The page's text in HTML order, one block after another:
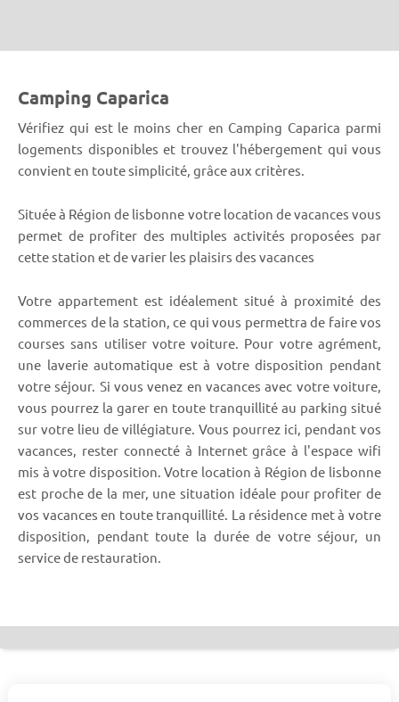
Camping Caparica
Vérifiez qui est le moins cher en Camping Caparica parmi
logements disponibles et trouvez l'hébergement qui vous
convient en toute simplicité, grâce aux critères.
Située à Région de lisbonne votre location de vacances vous
permet de profiter des multiples activités proposées par
cette station et de varier les plaisirs des vacances
Votre appartement est idéalement situé à proximité des
commerces de la station, ce qui vous permettra de faire vos
courses sans utiliser votre voiture. Pour votre agrément,
une laverie automatique est à votre disposition pendant
votre séjour. Si vous venez en vacances avec votre voiture,
vous pourrez la garer en toute tranquillité au parking situé
sur votre lieu de villégiature. Vous pourrez ici, pendant vos
vacances, rester connecté à Internet grâce à l'espace wifi
mis à votre disposition. Votre location à Région de lisbonne
est proche de la mer, une situation idéale pour profiter de
vos vacances en toute tranquillité. La résidence met à votre
disposition, pendant toute la durée de votre séjour, un
service de restauration.